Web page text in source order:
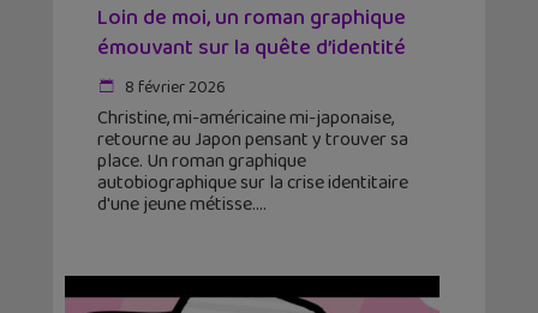
Loin de moi, un roman graphique
émouvant sur la quête d’identité
8 février 2026
Christine, mi-américaine mi-japonaise,
retourne au Japon pensant y trouver sa
place. Un roman graphique
autobiographique sur la crise identitaire
d'une jeune métisse.